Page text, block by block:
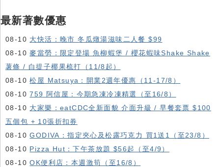
最新著數優惠
08-10 大快活：晚市 冬瓜燉湯滋味二人餐 $99
08-10麥當勞：限定登場 魚柳蝦堡 / 櫻花蝦味Shake Shake
薯條 / 白提子椰果梳打（11/8起）
08-10松屋 Matsuya：開業2週年優惠（11-17/8）
08-10759 阿信屋：今期急凍冷凍精選（至16/8）
08-10 大家樂：eatCDC全新面貌 介面升級 / 早餐套票 $100
五個包 + 10張折扣券
08-10GODIVA：指定夾心及松露巧克力 買1送1（至23/8）
08-10 Pizza Hut：下午茶放題 $56起（至4/9）
08-10OK便利店：本週激筍（至16/8）